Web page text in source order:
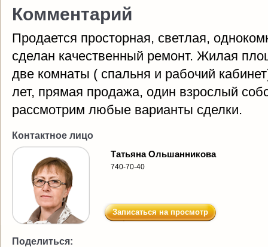
Комментарий
Продается просторная, светлая,
сделан качественный ремонт. Жилая
две комнаты ( спальня и рабочий
лет, прямая продажа, один взрослый
рассмотрим любые варианты сделки.
Контактное лицо
Татьяна Ольшанникова
740-70-40
Записаться на просмотр
Поделиться: